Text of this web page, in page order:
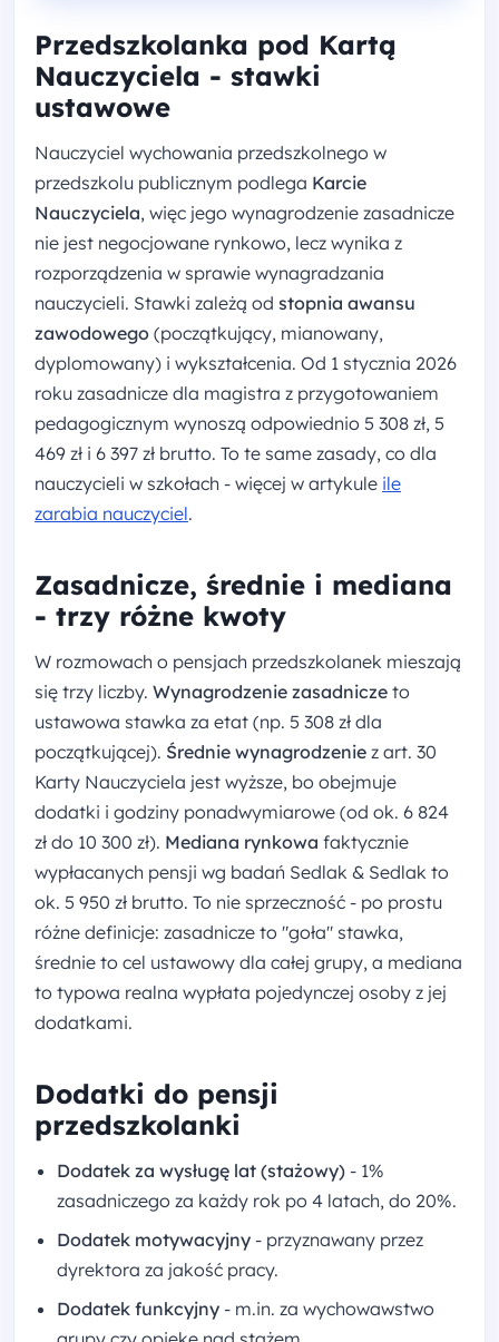
Przedszkolanka pod Kartą
Nauczyciela - stawki
ustawowe
Nauczyciel wychowania przedszkolnego w
przedszkolu publicznym podlega Karcie
Nauczyciela, więc jego wynagrodzenie zasadnicze
nie jest negocjowane rynkowo, lecz wynika z
rozporządzenia w sprawie wynagradzania
nauczycieli. Stawki zależą od stopnia awansu
zawodowego (początkujący, mianowany,
dyplomowany) i wykształcenia. Od 1 stycznia 2026
roku zasadnicze dla magistra z przygotowaniem
pedagogicznym wynoszą odpowiednio 5 308 zł, 5
469 zł i 6 397 zł brutto. To te same zasady, co dla
nauczycieli w szkołach - więcej w artykule ile
zarabia nauczyciel.
Zasadnicze, średnie i mediana
- trzy różne kwoty
W rozmowach o pensjach przedszkolanek mieszają
się trzy liczby. Wynagrodzenie zasadnicze to
ustawowa stawka za etat (np. 5 308 zł dla
początkującej). Średnie wynagrodzenie z art. 30
Karty Nauczyciela jest wyższe, bo obejmuje
dodatki i godziny ponadwymiarowe (od ok. 6 824
zł do 10 300 zł). Mediana rynkowa faktycznie
wypłacanych pensji wg badań Sedlak & Sedlak to
ok. 5 950 zł brutto. To nie sprzeczność - po prostu
różne definicje: zasadnicze to "goła" stawka,
średnie to cel ustawowy dla całej grupy, a mediana
to typowa realna wypłata pojedynczej osoby z jej
dodatkami.
Dodatki do pensji
przedszkolanki
Dodatek za wysługę lat (stażowy) - 1%
zasadniczego za każdy rok po 4 latach, do 20%.
Dodatek motywacyjny - przyznawany przez
dyrektora za jakość pracy.
Dodatek funkcyjny - m.in. za wychowawstwo